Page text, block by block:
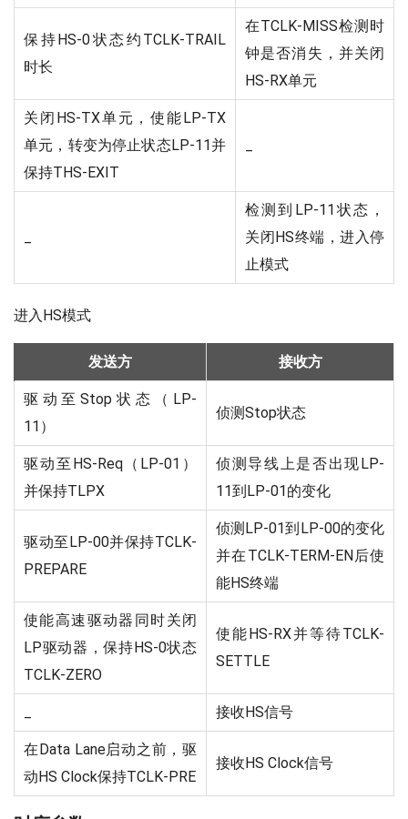
保持HS-0状态约TCLK-TRAIL
时长
在TCLK-MISS检测时
钟是否消失，并关闭
HS-RX单元
关闭HS-TX单元，使能LP-TX
单元，转变为停止状态LP-11并
保持THS-EXIT
检测到LP-11状态，
关闭HS终端，进入停
止模式
进入HS模式
发送方 接收方
驱动至Stop状态（LP-
11）
侦测Stop状态
驱动至HS-Req（LP-01）
并保持TLPX
侦测导线上是否出现LP-
11到LP-01的变化
驱动至LP-00并保持TCLK-
PREPARE
侦测LP-01到LP-00的变化
并在TCLK-TERM-EN后使
能HS终端
使能高速驱动器同时关闭
LP驱动器，保持HS-0状态
TCLK-ZERO
使能HS-RX并等待TCLK-
SETTLE
接收HS信号
在Data Lane启动之前，驱
动HS Clock保持TCLK-PRE
接收HS Clock信号